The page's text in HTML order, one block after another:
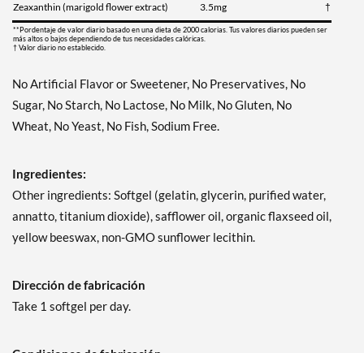
Zeaxanthin (marigold flower extract)
3.5mg †
**Pordentaje de valor diario basado en una dieta de 2000 calorias. Tus valores diarios pueden ser
más altos o bajos dependiendo de tus necesidades calóricas.
† Valor diario no establecido.
No Artificial Flavor or Sweetener, No Preservatives, No
Sugar, No Starch, No Lactose, No Milk, No Gluten, No
Wheat, No Yeast, No Fish, Sodium Free.
Ingredientes:
Other ingredients: Softgel (gelatin, glycerin, purified water,
annatto, titanium dioxide), safflower oil, organic flaxseed oil,
yellow beeswax, non-GMO sunflower lecithin.
Dirección de fabricación
Take 1 softgel per day.